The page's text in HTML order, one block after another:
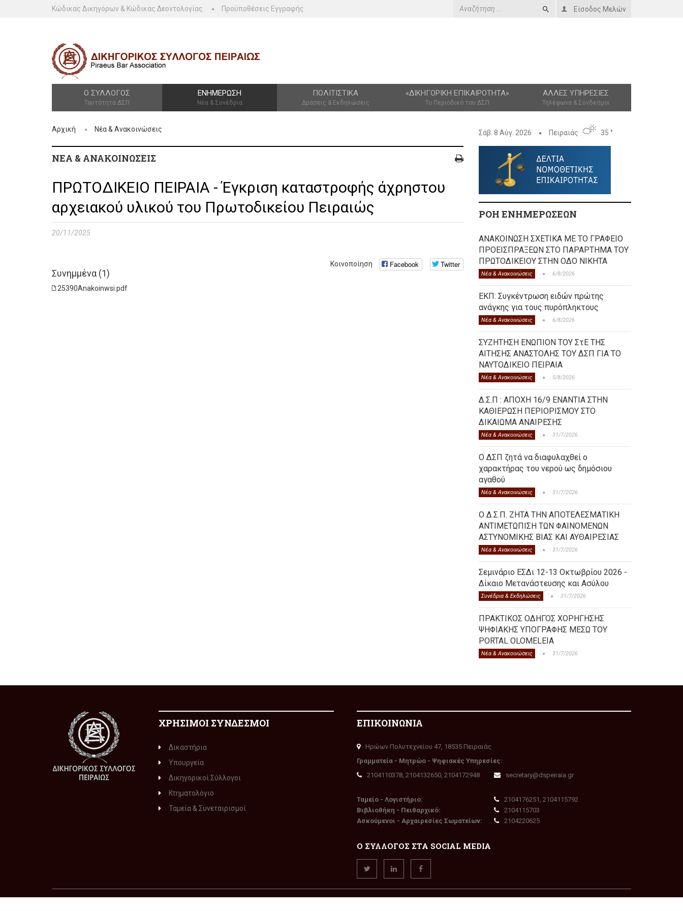
Κώδικας Δικηγόρων & Κώδικας Δεοντολογίας Προϋποθέσεις Εγγραφής Είσοδος Μελών
Ο ΣΎΛΛΟΓΟΣ
Ταυτότητα ΔΣΠ
ΕΝΗΜΈΡΩΣΗ
Νέα & Συνέδρια
ΠΟΛΙΤΙΣΤΙΚΆ
Δράσεις & Εκδηλώσεις
«ΔΙΚΗΓΟΡΙΚΉ ΕΠΙΚΑΙΡΌΤΗΤΑ»
Το Περιοδικό του ΔΣΠ
ΆΛΛΕΣ ΥΠΗΡΕΣΊΕΣ
Τηλέφωνα & Σύνδεσμοι
Αρχική Νέα & Ανακοινώσεις Σάβ. 8 Αύγ. 2026 Πειραιάς 35 °
ΝΈΑ & ΑΝΑΚΟΙΝΏΣΕΙΣ
ΠΡΩΤΟΔΙΚΕΙΟ ΠΕΙΡΑΙΑ - Έγκριση καταστροφής άχρηστου
αρχειακού υλικού του Πρωτοδικείου Πειραιώς
20/11/2025
Συνημμένα (1)
25390Anakoinwsi.pdf
Κοινοποίηση Facebook Twitter
ΡΟΗ ΕΝΗΜΕΡΩΣΕΩΝ
ΑΝΑΚΟΙΝΩΣΗ ΣΧΕΤΙΚΑ ΜΕ ΤΟ ΓΡΑΦΕΙΟ
ΠΡΟΕΙΣΠΡΑΞΕΩΝ ΣΤΟ ΠΑΡΑΡΤΗΜΑ ΤΟΥ
ΠΡΩΤΟΔΙΚΕΙΟΥ ΣΤΗΝ ΟΔΟ ΝΙΚΗΤΑ
Νέα & Ανακοινώσεις 6/8/2026
ΕΚΠ: Συγκέντρωση ειδών πρώτης
ανάγκης για τους πυρόπληκτους
Νέα & Ανακοινώσεις 6/8/2026
ΣΥΖΗΤΗΣΗ ΕΝΩΠΙΟΝ ΤΟΥ ΣτΕ ΤΗΣ
ΑΙΤΗΣΗΣ ΑΝΑΣΤΟΛΗΣ ΤΟΥ ΔΣΠ ΓΙΑ ΤΟ
ΝΑΥΤΟΔΙΚΕΙΟ ΠΕΙΡΑΙΑ
Νέα & Ανακοινώσεις 5/8/2026
Δ.Σ.Π : ΑΠΟΧΗ 16/9 ΕΝΑΝΤΙΑ ΣΤΗΝ
ΚΑΘΙΕΡΩΣΗ ΠΕΡΙΟΡΙΣΜΟΥ ΣΤΟ
ΔΙΚΑΙΩΜΑ ΑΝΑΙΡΕΣΗΣ
Νέα & Ανακοινώσεις 31/7/2026
Ο ΔΣΠ ζητά να διαφυλαχθεί ο
χαρακτήρας του νερού ως δημόσιου
αγαθού
Νέα & Ανακοινώσεις 31/7/2026
Ο Δ.Σ.Π. ΖΗΤΑ ΤΗΝ ΑΠΟΤΕΛΕΣΜΑΤΙΚΗ
ΑΝΤΙΜΕΤΩΠΙΣΗ ΤΩΝ ΦΑΙΝΟΜΕΝΩΝ
ΑΣΤΥΝΟΜΙΚΗΣ ΒΙΑΣ ΚΑΙ ΑΥΘΑΙΡΕΣΙΑΣ
Νέα & Ανακοινώσεις 31/7/2026
Σεμινάριο ΕΣΔι 12-13 Οκτωβρίου 2026 -
Δίκαιο Μετανάστευσης και Ασύλου
Συνέδρια & Εκδηλώσεις 31/7/2026
ΠΡΑΚΤΙΚΟΣ ΟΔΗΓΟΣ ΧΟΡΗΓΗΣΗΣ
ΨΗΦΙΑΚΗΣ ΥΠΟΓΡΑΦΗΣ ΜΕΣΩ ΤΟΥ
PORTAL OLOMELEIA
Νέα & Ανακοινώσεις 31/7/2026
ΧΡΗΣΙΜΟΙ ΣΥΝΔΕΣΜΟΙ
Δικαστήρια
Υπουργεία
Δικηγορικοί Σύλλογοι
Κτηματολόγιο
Ταμεία & Συνεταιρισμοί
ΕΠΙΚΟΙΝΩΝΙΑ
Ηρώων Πολυτεχνείου 47, 18535 Πειραιάς
Γραμματεία - Μητρώο - Ψηφιακές Υπηρεσίες:
2104110378, 2104132650, 2104172948
secretary@dspeiraia.gr
Ταμείο - Λογιστήριο:
2104176251, 2104115792
Βιβλιοθήκη - Πειθαρχικό:
2104115703
Ασκούμενοι - Αρχαιρεσίες Σωματείων:
2104220625
Ο ΣΥΛΛΟΓΟΣ ΣΤΑ SOCIAL MEDIA